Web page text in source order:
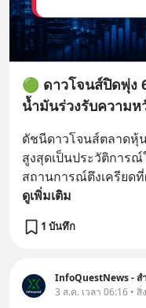
🟢 ดาวโจนส์ปิดพุ่ง
น้ำมันร่วงรับความห
ดัชนีดาวโจนส์ตลาดหุ้
สูงสุดเป็นประวัติการณ์
สถานการณ์ตึงเครียด
ดูเพิ่มเติม
1 บันทึก
InfoQuestNews - ส
3 ส.ค. เวลา 06:16 •